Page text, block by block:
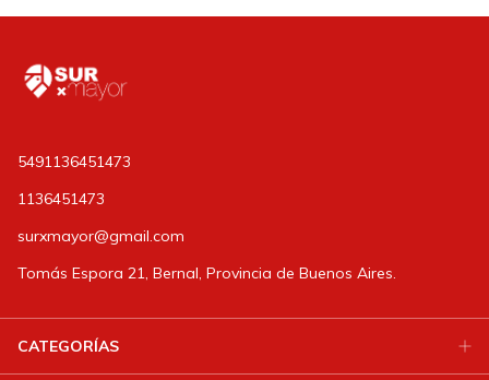
5491136451473
1136451473
surxmayor@gmail.com
Tomás Espora 21, Bernal, Provincia de Buenos Aires.
CATEGORÍAS